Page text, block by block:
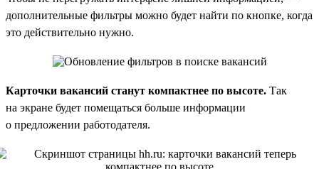
дополнительные фильтры можно будет найти по кнопке, когда
это действительно нужно.
Карточки вакансий станут компактнее по высоте. Так
на экране будет помещаться больше информации
о предложении работодателя.